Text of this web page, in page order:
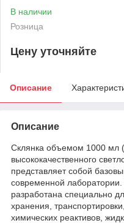
В наличии
Розница
Цену уточняйте
Описание
Описание
Склянка объемом 1000 мл
высококачественного
представляет собой
современной
разработана специально
хранения,
химических реактивов,